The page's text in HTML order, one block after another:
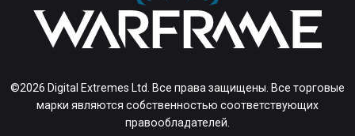
©2026 Digital Extremes Ltd. Все права защищены. Все торговые
марки являются собственностью соответствующих
правообладателей.